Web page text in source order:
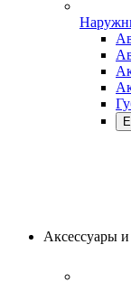
Аксессуары и